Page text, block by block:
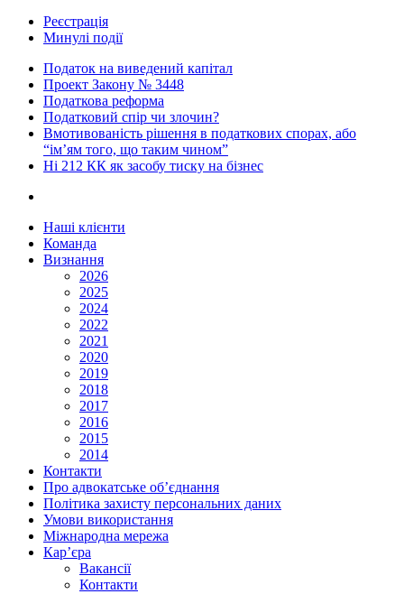
Реєстрація
Минулі події
Податок на виведений капітал
Проект Закону № 3448
Податкова реформа
Податковий спір чи злочин?
Вмотивованість рішення в податкових спорах, або
“ім’ям того, що таким чином”
Ні 212 КК як засобу тиску на бізнес
Наші клієнти
Команда
Визнання
2026
2025
2024
2022
2021
2020
2019
2018
2017
2016
2015
2014
Контакти
Про адвокатське об’єднання
Політика захисту персональних даних
Умови використання
Міжнародна мережа
Кар’єра
Вакансії
Контакти